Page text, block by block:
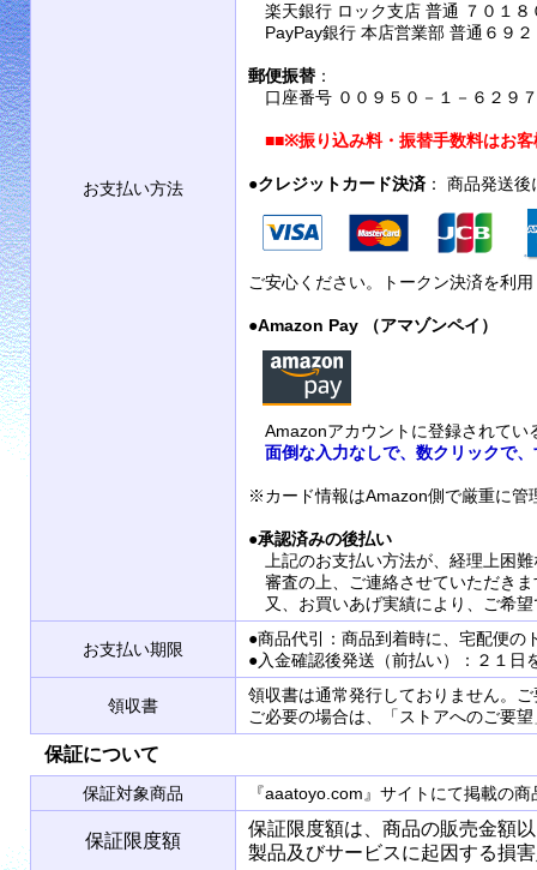
お支払い方法
楽天銀行 ロック支店 普通 ７０１８
PayPay銀行 本店営業部 普通６９
郵便振替 ：
口座番号 ００９５０－１－６２９
■■※振り込み料・振替手数料はお
●クレジットカード決済 ： 商品発送
ご安心ください。トークン決済を利
●Amazon Pay （アマゾンペイ）
Amazonアカウントに登録されてい
面倒な入力なしで、数クリックで
※カード情報はAmazon側で厳重に管
●承認済みの後払い
上記のお支払い方法が、経理上困
審査の上、ご連絡させていただきま
又、お買いあげ実績により、ご希
お支払い期限
●商品代引：商品到着時に、宅配便の
●入金確認後発送（前払い）：２１日
領収書
領収書は通常発行しておりません。
ご必要の場合は、「ストアへのご要
保証について
保証対象商品 『aaatoyo.com』サイトにて掲載の
保証限度額
保証限度額は、商品の販売金額
製品及びサービスに起因する損